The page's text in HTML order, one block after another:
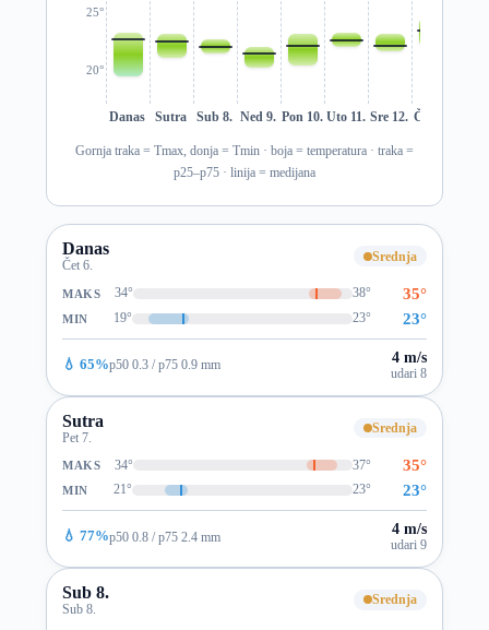
20°
25°
Danas Sutra Sub 8. Ned 9. Pon 10. Uto 11. Sre 12. Čet 13.
Gornja traka = Tmax, donja = Tmin · boja = temperatura · traka =
p25–p75 · linija = medijana
Danas
Čet 6.
Srednja
MAKS 34° 38° 35°
MIN 19° 23° 23°
💧 65%p50 0.3 / p75 0.9 mm 4 m/s
udari 8
Sutra
Pet 7.
Srednja
MAKS 34° 37° 35°
MIN 21° 23° 23°
💧 77%p50 0.8 / p75 2.4 mm 4 m/s
udari 9
Sub 8.
Sub 8.
Srednja